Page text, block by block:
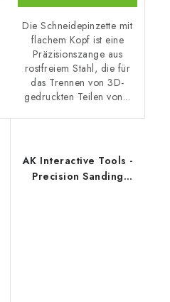
Die Schneidepinzette mit
flachem Kopf ist eine
Präzisionszange aus
rostfreiem Stahl, die für
das Trennen von 3D-
gedruckten Teilen von...
AK Interactive Tools -
Precision Sanding